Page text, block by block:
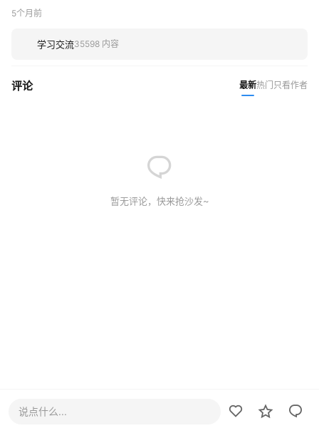
5个月前
学习交流35598 内容
评论 最新热门 只看作者
暂无评论，快来抢沙发~
说点什么...